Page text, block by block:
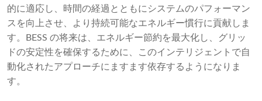
的に適応し、時間の経過とともにシステムのパフォーマン
スを向上させ、より持続可能なエネルギー慣行に貢献しま
す。BESS の将来は、エネルギー節約を最大化し、グリッ
ドの安定性を確保するために、このインテリジェントで自
動化されたアプローチにますます依存するようになりま
す。